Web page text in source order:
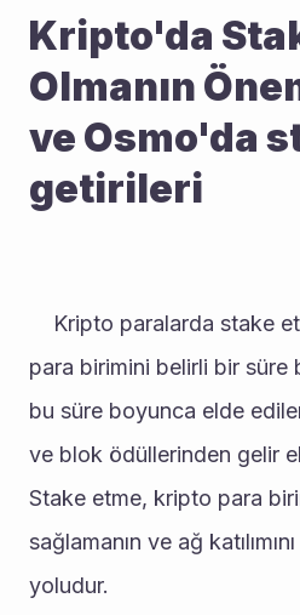
Kripto'da
Olmanın
ve Osmo'da
getirileri
para birimini belirli bir
bu süre boyunca elde
ve blok ödüllerinden gelir
Stake etme, kripto para
sağlamanın ve ağ
yoludur.